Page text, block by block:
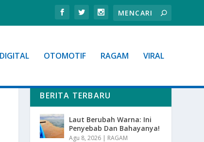
DIGITAL OTOMOTIF RAGAM VIRAL
BERITA TERBARU
Laut Berubah Warna: Ini
Penyebab Dan Bahayanya!
Agu 8, 2026 | RAGAM